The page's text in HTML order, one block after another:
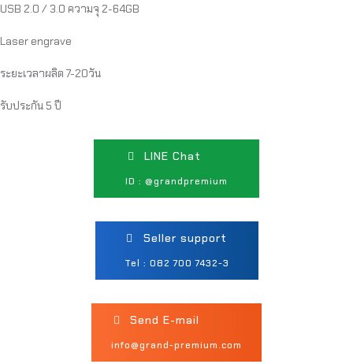
USB 2.0 / 3.0 ความจุ 2-64GB
Laser engrave
ระยะเวลาผลิต 7-20วัน
รับประกัน 5 ปี
LINE Chat
ID : @grandpremium
Seller support
Tel : 082 700 7432-3
Send E-mail
info@grand-premium.com